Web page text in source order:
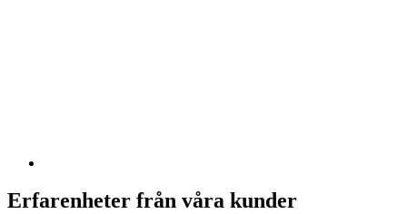
Erfarenheter från våra kunder